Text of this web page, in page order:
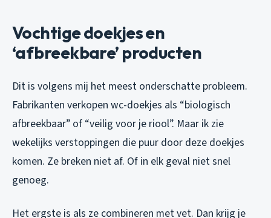
Vochtige doekjes en
‘afbreekbare’ producten
Dit is volgens mij het meest onderschatte probleem.
Fabrikanten verkopen wc-doekjes als “biologisch
afbreekbaar” of “veilig voor je riool”. Maar ik zie
wekelijks verstoppingen die puur door deze doekjes
komen. Ze breken niet af. Of in elk geval niet snel
genoeg.
Het ergste is als ze combineren met vet. Dan krijg je